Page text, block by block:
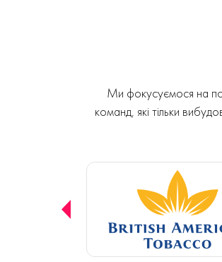
Ми фокусуємося на
команд, які тільки